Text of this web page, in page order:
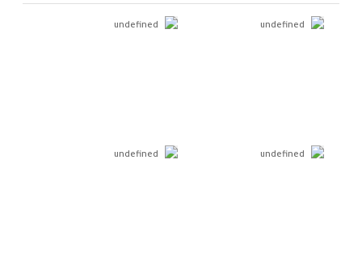
undefined
undefined
undefined
undefined